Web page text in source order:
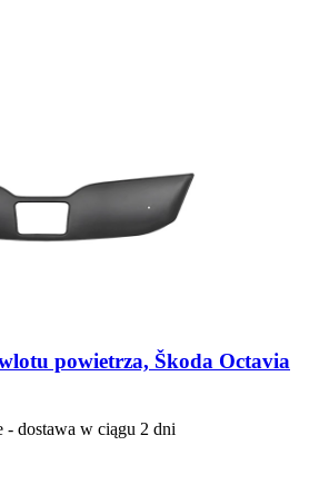
powietrza, Škoda Octavia
- dostawa w ciągu 2 dni